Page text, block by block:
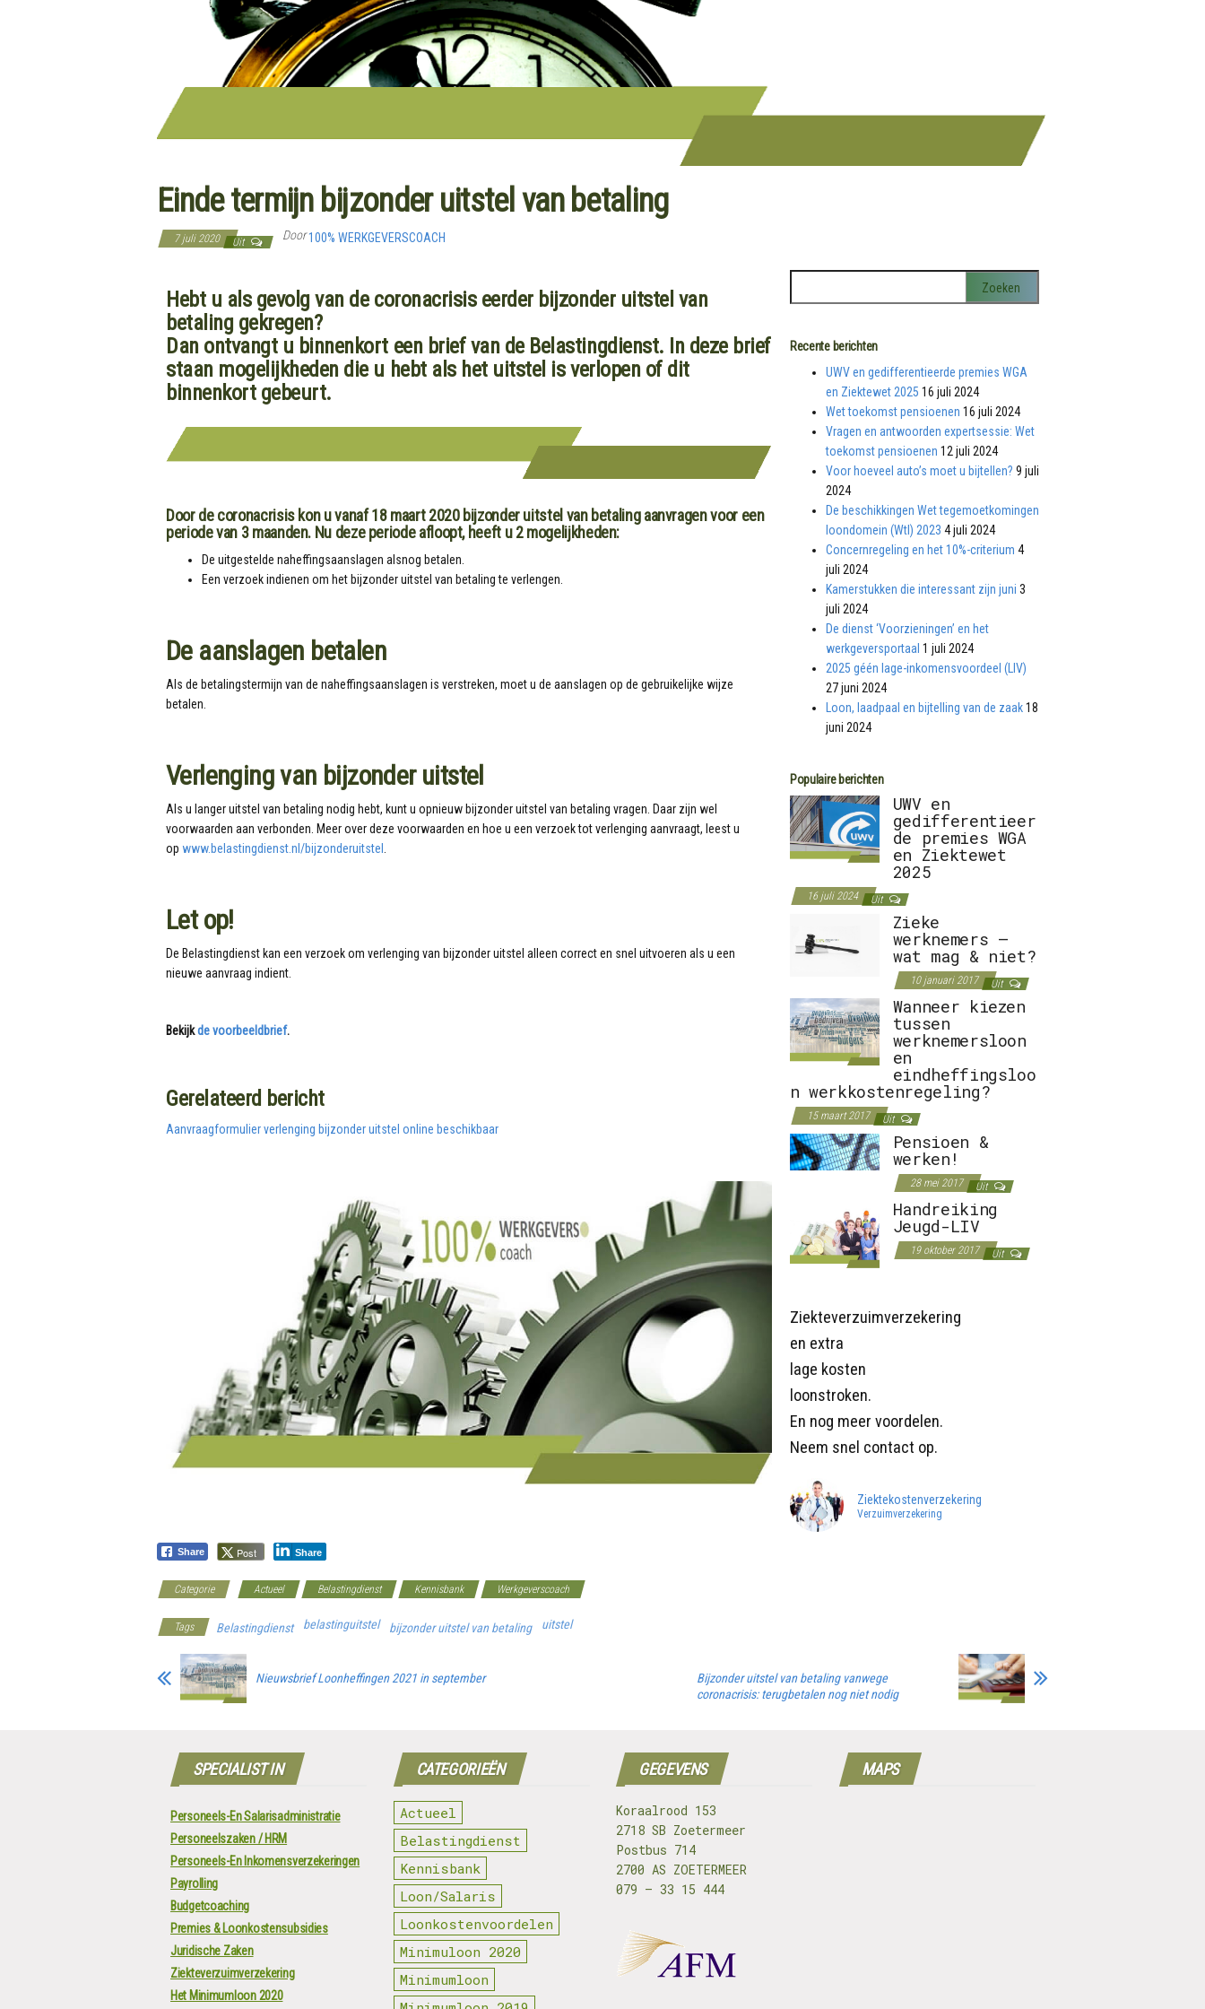
Einde termijn bijzonder uitstel van betaling
7 juli 2020 Uit Door100% WERKGEVERSCOACH
Hebt u als gevolg van de coronacrisis eerder bijzonder uitstel van
betaling gekregen?
Dan ontvangt u binnenkort een brief van de Belastingdienst. In deze brief
staan mogelijkheden die u hebt als het uitstel is verlopen of dit
binnenkort gebeurt.
Door de coronacrisis kon u vanaf 18 maart 2020 bijzonder uitstel van betaling aanvragen voor een
periode van 3 maanden. Nu deze periode afloopt, heeft u 2 mogelijkheden:
De uitgestelde naheffingsaanslagen alsnog betalen.
Een verzoek indienen om het bijzonder uitstel van betaling te verlengen.
De aanslagen betalen
Als de betalingstermijn van de naheffingsaanslagen is verstreken, moet u de aanslagen op de gebruikelijke wijze
betalen.
Verlenging van bijzonder uitstel
Als u langer uitstel van betaling nodig hebt, kunt u opnieuw bijzonder uitstel van betaling vragen. Daar zijn wel
voorwaarden aan verbonden. Meer over deze voorwaarden en hoe u een verzoek tot verlenging aanvraagt, leest u
op www.belastingdienst.nl/bijzonderuitstel .
Let op!
De Belastingdienst kan een verzoek om verlenging van bijzonder uitstel alleen correct en snel uitvoeren als u een
nieuwe aanvraag indient.
Bekijkde voorbeeldbrief.
Gerelateerd bericht
Aanvraagformulier verlenging bijzonder uitstel online beschikbaar
Recente berichten
UWV en gedifferentieerde premies WGA
en Ziektewet 2025 16 juli 2024
Wet toekomst pensioenen 16 juli 2024
Vragen en antwoorden expertsessie: Wet
toekomst pensioenen 12 juli 2024
Voor hoeveel auto’s moet u bijtellen? 9 juli
2024
De beschikkingen Wet tegemoetkomingen
loondomein (Wtl) 2023 4 juli 2024
Concernregeling en het 10%-criterium 4
juli 2024
Kamerstukken die interessant zijn juni 3
juli 2024
De dienst ‘Voorzieningen’ en het
werkgeversportaal 1 juli 2024
2025 géén lage-inkomensvoordeel (LIV)
27 juni 2024
Loon, laadpaal en bijtelling van de zaak 18
juni 2024
Populaire berichten
UWV en
gedifferentieer
de premies WGA
en Ziektewet
2025
16 juli 2024 Uit
Zieke
werknemers –
wat mag & niet?
10 januari 2017 Uit
Wanneer kiezen
tussen
werknemersloon
en
eindheffingsloo
n werkkostenregeling?
15 maart 2017 Uit
Pensioen &
werken!
28 mei 2017 Uit
Handreiking
Jeugd-LIV
19 oktober 2017 Uit
Ziekteverzuimverzekering
en extra
lage kosten
loonstroken.
En nog meer voordelen.
Neem snel contact op.
Ziektekostenverzekering
Verzuimverzekering
Share Post Share
Categorie Actueel Belastingdienst Kennisbank Werkgeverscoach
Tags Belastingdienst belastinguitstel bijzonder uitstel van betaling uitstel
Nieuwsbrief Loonheffingen 2021 in september
Bijzonder uitstel van betaling vanwege
coronacrisis: terugbetalen nog niet nodig
SPECIALIST IN
Personeels-En Salarisadministratie
Personeelszaken / HRM
Personeels-En Inkomensverzekeringen
Payrolling
Budgetcoaching
Premies & Loonkostensubsidies
Juridische Zaken
Ziekteverzuimverzekering
Het Minimumloon 2020
CATEGORIEËN
Actueel
Belastingdienst
Kennisbank
Loon/Salaris
Loonkostenvoordelen
Minimuloon 2020
Minimumloon
GEGEVENS
Koraalrood 153
2718 SB Zoetermeer
Postbus 714
2700 AS ZOETERMEER
079 – 33 15 444
MAPS